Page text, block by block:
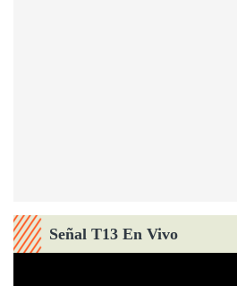
Señal T13 En Vivo